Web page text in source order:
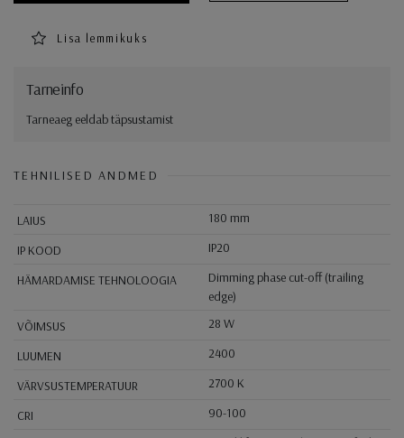
Lisa lemmikuks
Tarneinfo
Tarneaeg eeldab täpsustamist
TEHNILISED ANDMED
LAIUS
180 mm
IP KOOD
IP20
HÄMARDAMISE TEHNOLOOGIA
Dimming phase cut-off (trailing
edge)
VÕIMSUS
28 W
LUUMEN
2400
VÄRVSUSTEMPERATUUR
2700 K
CRI
90-100